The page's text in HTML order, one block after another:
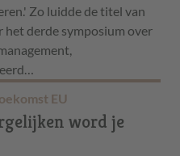
Zo luidde de titel van
het derde symposium over
EU
word je